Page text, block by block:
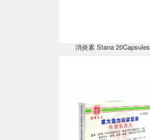
消炎素 Stana 20Capsules